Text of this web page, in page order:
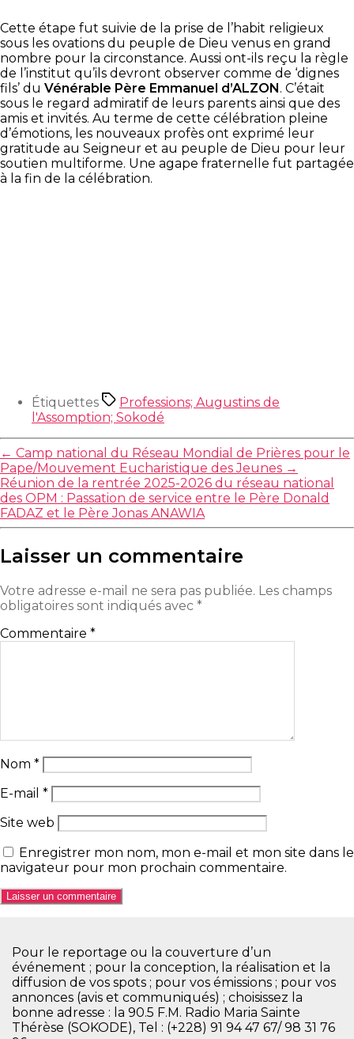
Cette étape fut suivie de la prise de l’habit religieux
sous les ovations du peuple de Dieu venus en grand
nombre pour la circonstance. Aussi ont-ils reçu la règle
de l’institut qu’ils devront observer comme de ‘dignes
fils’ du Vénérable Père Emmanuel d’ALZON. C’était
sous le regard admiratif de leurs parents ainsi que des
amis et invités. Au terme de cette célébration pleine
d’émotions, les nouveaux profès ont exprimé leur
gratitude au Seigneur et au peuple de Dieu pour leur
soutien multiforme. Une agape fraternelle fut partagée
à la fin de la célébration.
Étiquettes
Professions; Augustins de
l'Assomption; Sokodé
← Camp national du Réseau Mondial de Prières pour le
Pape/Mouvement Eucharistique des Jeunes →
Réunion de la rentrée 2025-2026 du réseau national
des OPM : Passation de service entre le Père Donald
FADAZ et le Père Jonas ANAWIA
Laisser un commentaire
Votre adresse e-mail ne sera pas publiée. Les champs
obligatoires sont indiqués avec *
Commentaire *
Nom *
E-mail *
Site web
Enregistrer mon nom, mon e-mail et mon site dans le
navigateur pour mon prochain commentaire.
Pour le reportage ou la couverture d’un
événement ; pour la conception, la réalisation et la
diffusion de vos spots ; pour vos émissions ; pour vos
annonces (avis et communiqués) ; choisissez la
bonne adresse : la 90.5 F.M. Radio Maria Sainte
Thérèse (SOKODE), Tel : (+228) 91 94 47 67/ 98 31 76